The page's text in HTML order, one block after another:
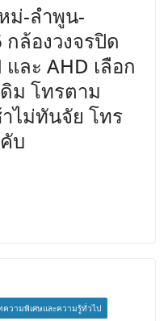
ม่-ลำพูน-
กล้องวงจรปิด
และ AHD เลือก
ม โทรตาม
ไม่ทันจัย โทร
บ
ความพิเศษและความรู้ทั่วไป